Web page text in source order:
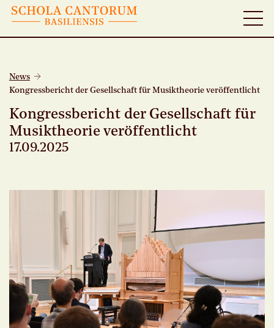
News
Kongressbericht der Gesellschaft für Musiktheorie veröffentlicht
Kongressbericht der Gesellschaft für
Musiktheorie veröffentlicht
17.09.2025